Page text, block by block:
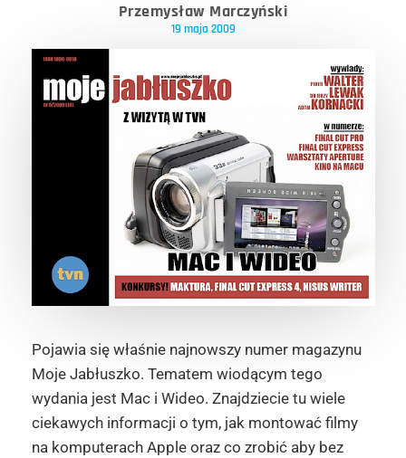
Przemysław Marczyński
19 maja 2009
Pojawia się właśnie najnowszy numer magazynu
Moje Jabłuszko. Tematem wiodącym tego
wydania jest Mac i Wideo. Znajdziecie tu wiele
ciekawych informacji o tym, jak montować filmy
na komputerach Apple oraz co zrobić aby bez